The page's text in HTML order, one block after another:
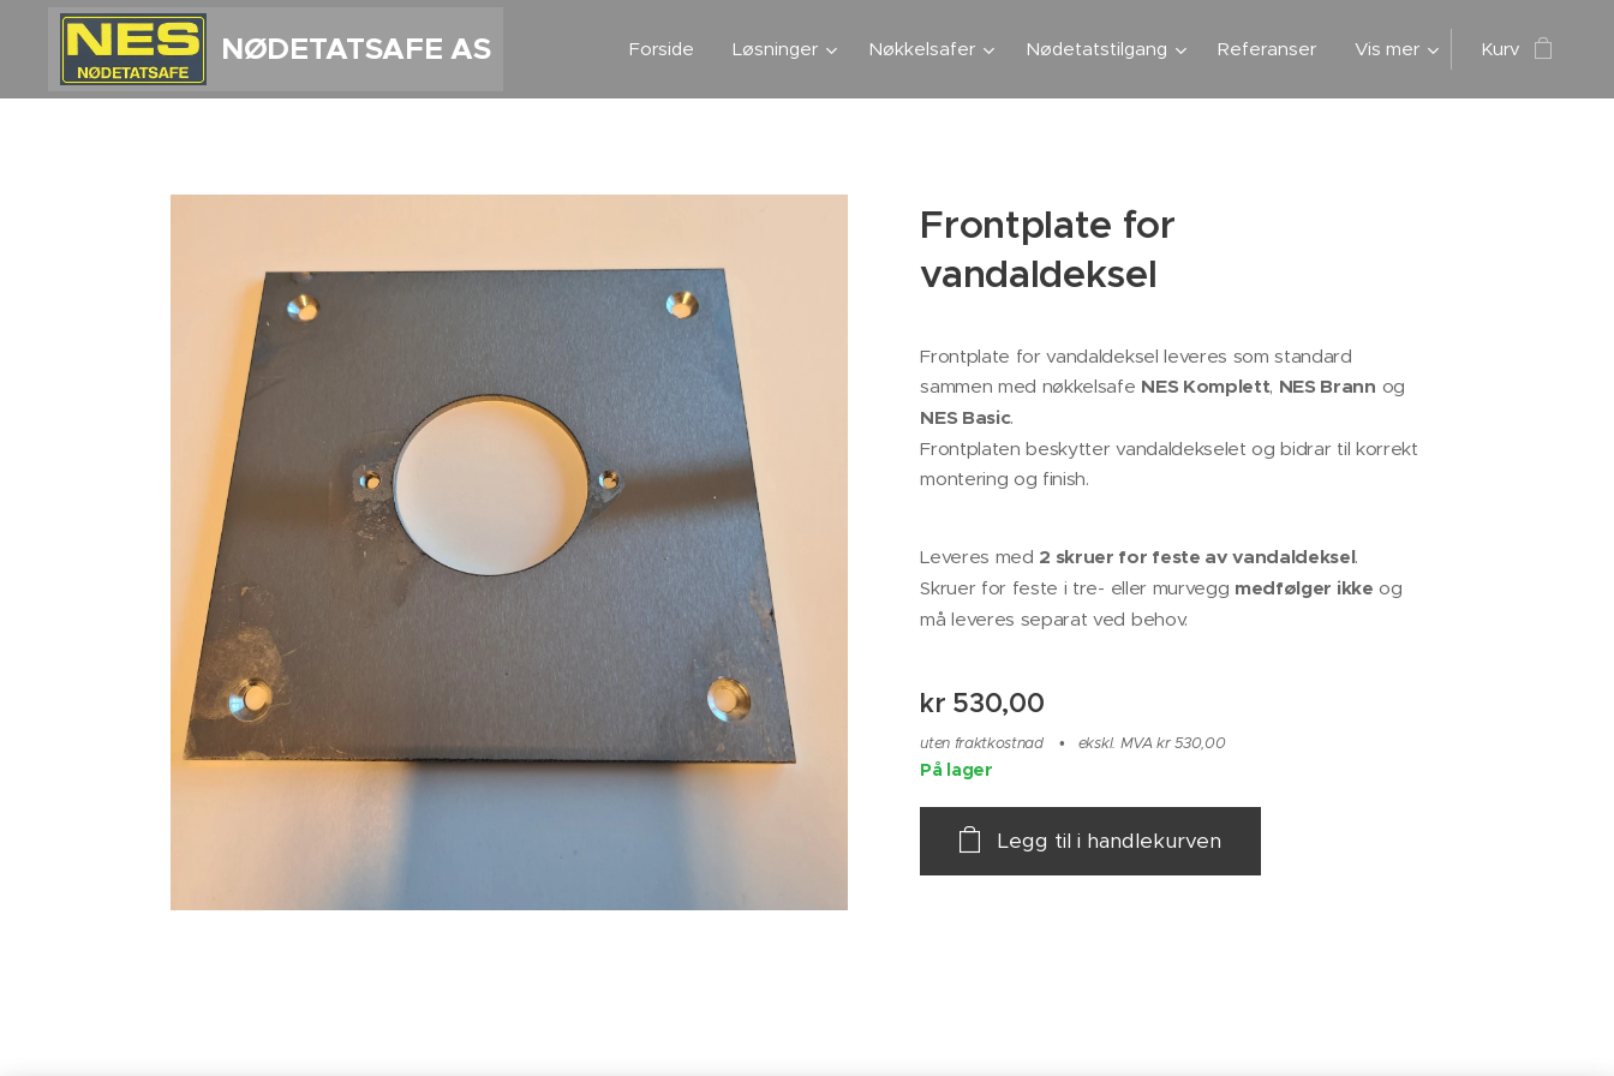
NØDETATSAFE AS Forside Løsninger Nøkkelsafer Nødetatstilgang Referanser Vis mer Kurv
Frontplate for
vandaldeksel
Frontplate for vandaldeksel leveres som standard
sammen med nøkkelsafe NES Komplett, NES Brann og
NES Basic.
Frontplaten beskytter vandaldekselet og bidrar til korrekt
montering og finish.
Leveres med 2 skruer for feste av vandaldeksel.
Skruer for feste i tre- eller murvegg medfølger ikke og
må leveres separat ved behov.
kr 530,00
uten fraktkostnad ekskl. MVA kr 530,00
På lager
Legg til i handlekurven